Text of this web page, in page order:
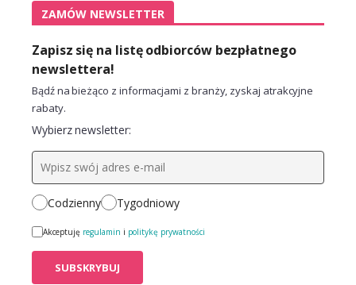
ZAMÓW NEWSLETTER
Zapisz się na listę odbiorców bezpłatnego
newslettera!
Bądź na bieżąco z informacjami z branży, zyskaj atrakcyjne
rabaty.
Wybierz newsletter:
Codzienny Tygodniowy
Akceptuję regulamin i politykę prywatności